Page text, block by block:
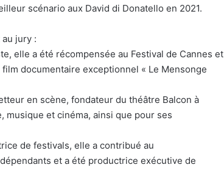
scénario aux David di Donatello en 2021.
jury :
elle a été récompensée au Festival de Cannes et
documentaire exceptionnel « Le Mensonge
en scène, fondateur du théâtre Balcon à
et cinéma, ainsi que pour ses
de festivals, elle a contribué au
et a été productrice exécutive de